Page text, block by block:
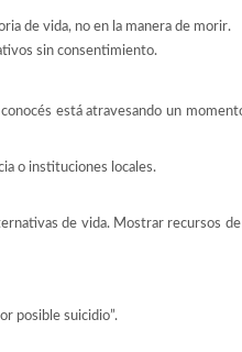
de vida, no en la manera de morir.
sin consentimiento.
está atravesando un
o instituciones locales.
de vida. Mostrar recursos
posible suicidio”.